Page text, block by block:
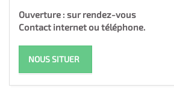
Ouverture : sur rendez-vous
Contact internet ou téléphone.
NOUS SITUER